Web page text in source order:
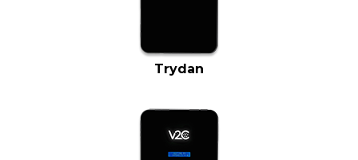
Trydan